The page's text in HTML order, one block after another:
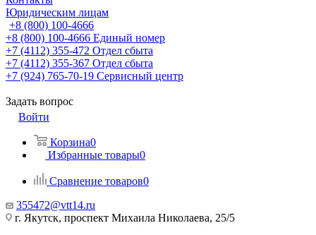
Юридическим лицам
+8 (800) 100-4666
+8 (800) 100-4666 Единый номер
+7 (4112) 355-472 Отдел сбыта
+7 (4112) 355-367 Отдел сбыта
+7 (924) 765-70-19 Сервисный центр
Задать вопрос
Войти
Корзина0
Избранные товары0
Сравнение товаров0
355472@vtt14.ru
г. Якутск, проспект Михаила Николаева, 25/5